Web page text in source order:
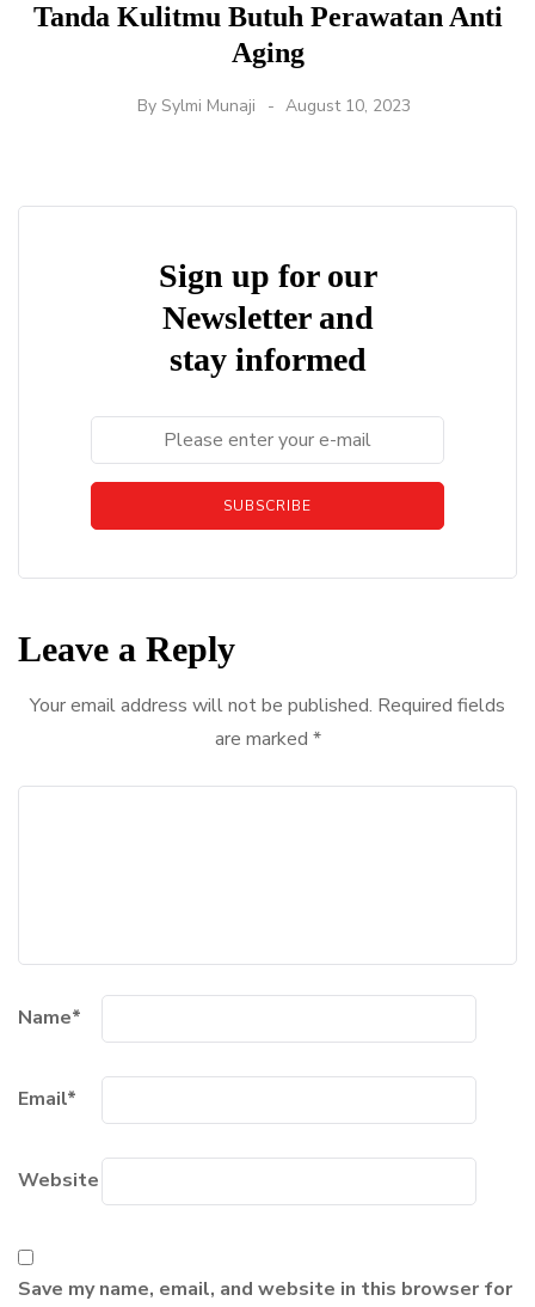
Tanda Kulitmu Butuh Perawatan Anti
Aging
By Sylmi Munaji August 10, 2023
Sign up for our
Newsletter and
stay informed
SUBSCRIBE
Leave a Reply
Your email address will not be published. Required fields
are marked *
Name*
Email*
Website
Save my name, email, and website in this browser for